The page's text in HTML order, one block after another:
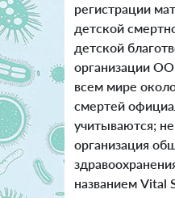
регистрации
детской
детской
организации
всем мире
смертей
учитываются;
организация
названием Vital